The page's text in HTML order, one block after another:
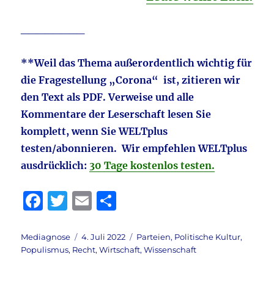
**Weil das Thema außerordentlich wichtig für
die Fragestellung „Corona“ ist, zitieren wir
den Text als PDF. Verweise und alle
Kommentare der Leserschaft lesen Sie
komplett, wenn Sie WELTplus
testen/abonnieren. Wir empfehlen WELTplus
ausdrücklich: 30 Tage kostenlos testen.
F
c
e
T
it
te
E
ai
l
le
n
Autor
Mediagnose
Veröffentlicht
am
4. Juli 2022 Kategorien
Parteien, Politische Kultur,
Populismus, Recht,Wirtschaft,Wissenschaft